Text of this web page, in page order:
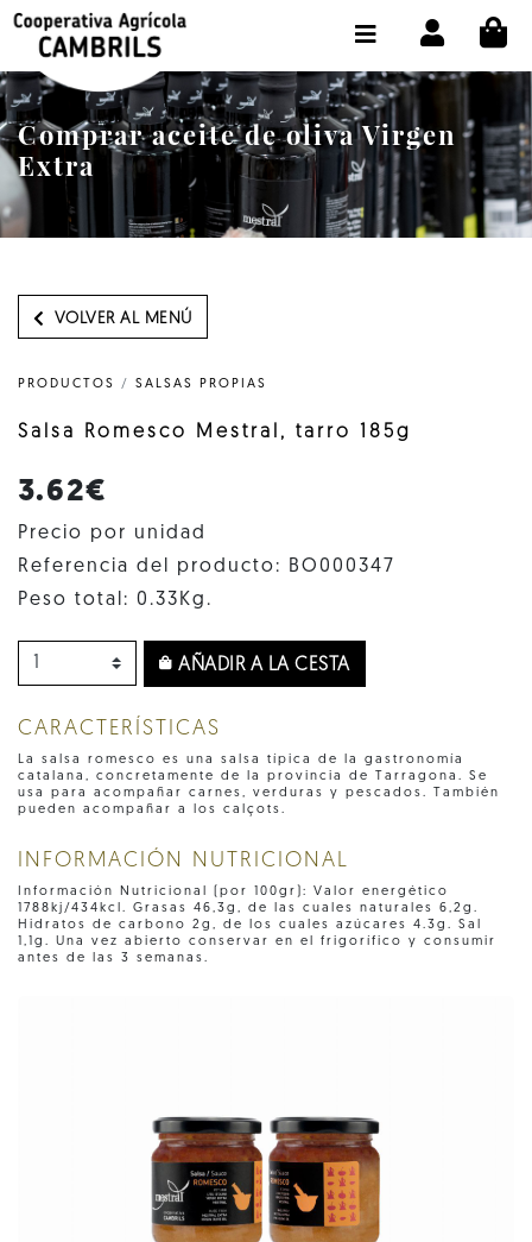
Comprar aceite de oliva Virgen
Extra
VOLVER AL MENÚ
PRODUCTOS / SALSAS PROPIAS
Salsa Romesco Mestral, tarro 185g
3.62€
Precio por unidad
Referencia del producto: BO000347
Peso total: 0.33Kg.
AÑADIR A LA CESTA
CARACTERÍSTICAS
La salsa romesco es una salsa típica de la gastronomía
catalana, concretamente de la provincia de Tarragona. Se
usa para acompañar carnes, verduras y pescados. También
pueden acompañar a los calçots.
INFORMACIÓN NUTRICIONAL
Información Nutricional (por 100gr): Valor energético
1788kj/434kcl. Grasas 46,3g, de las cuales naturales 6,2g.
Hidratos de carbono 2g, de los cuales azúcares 4.3g. Sal
1,1g. Una vez abierto conservar en el frigorífico y consumir
antes de las 3 semanas.
TIENDA COMPRA ONLINE
LA COOPERATIVA
OLEOTOUR
PRODUCTOS
NUESTRO ACEITE
SELECCIONAR IDIOMA :